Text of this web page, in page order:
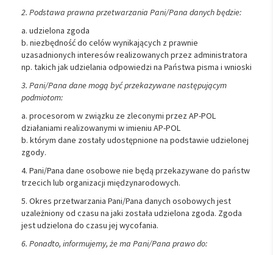
2. Podstawa prawna przetwarzania Pani/Pana danych będzie:
a. udzielona zgoda
b. niezbędność do celów wynikających z prawnie
uzasadnionych interesów realizowanych przez administratora
np. takich jak udzielania odpowiedzi na Państwa pisma i wnioski
3. Pani/Pana dane mogą być przekazywane następującym
podmiotom:
a. procesorom w związku ze zleconymi przez AP-POL
działaniami realizowanymi w imieniu AP-POL
b. którym dane zostały udostępnione na podstawie udzielonej
zgody.
4. Pani/Pana dane osobowe nie będą przekazywane do państw
trzecich lub organizacji międzynarodowych.
5. Okres przetwarzania Pani/Pana danych osobowych jest
uzależniony od czasu na jaki została udzielona zgoda. Zgoda
jest udzielona do czasu jej wycofania.
6. Ponadto, informujemy, że ma Pani/Pana prawo do: